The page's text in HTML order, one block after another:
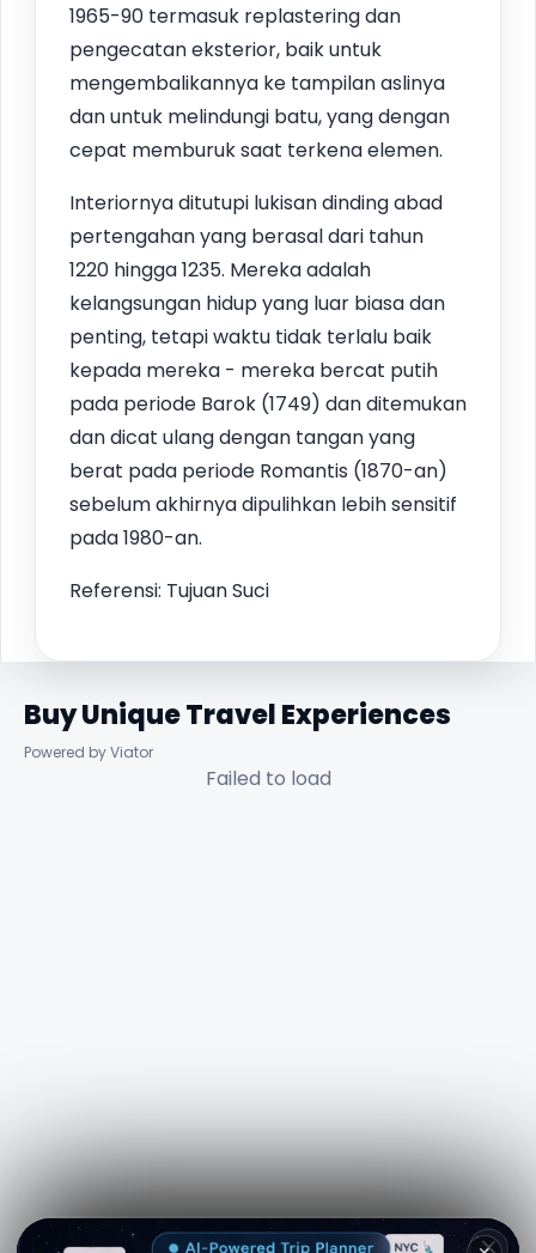
1965-90 termasuk replastering dan
pengecatan eksterior, baik untuk
mengembalikannya ke tampilan aslinya
dan untuk melindungi batu, yang dengan
cepat memburuk saat terkena elemen.
Interiornya ditutupi lukisan dinding abad
pertengahan yang berasal dari tahun
1220 hingga 1235. Mereka adalah
kelangsungan hidup yang luar biasa dan
penting, tetapi waktu tidak terlalu baik
kepada mereka - mereka bercat putih
pada periode Barok (1749) dan ditemukan
dan dicat ulang dengan tangan yang
berat pada periode Romantis (1870-an)
sebelum akhirnya dipulihkan lebih sensitif
pada 1980-an.
Referensi: Tujuan Suci
Buy Unique Travel Experiences
Powered by Viator
Failed to load